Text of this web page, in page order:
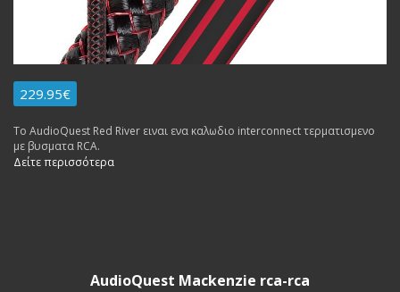
229.95€
To AudioQuest Red River ειναι ενα καλωδιο interconnect τερματισμενο
με βυσματα RCA.
Δείτε περισσότερα
AudioQuest Mackenzie rca-rca